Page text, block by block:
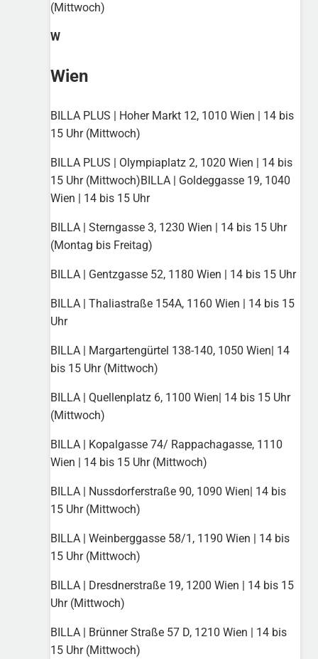
(Mittwoch)
W
Wien
BILLA PLUS | Hoher Markt 12, 1010 Wien | 14 bis
15 Uhr (Mittwoch)
BILLA PLUS | Olympiaplatz 2, 1020 Wien | 14 bis
15 Uhr (Mittwoch)BILLA | Goldeggasse 19, 1040
Wien | 14 bis 15 Uhr
BILLA | Sterngasse 3, 1230 Wien | 14 bis 15 Uhr
(Montag bis Freitag)
BILLA | Gentzgasse 52, 1180 Wien | 14 bis 15 Uhr
BILLA | Thaliastraße 154A, 1160 Wien | 14 bis 15
Uhr
BILLA | Margartengürtel 138-140, 1050 Wien| 14
bis 15 Uhr (Mittwoch)
BILLA | Quellenplatz 6, 1100 Wien| 14 bis 15 Uhr
(Mittwoch)
BILLA | Kopalgasse 74/ Rappachagasse, 1110
Wien | 14 bis 15 Uhr (Mittwoch)
BILLA | Nussdorferstraße 90, 1090 Wien| 14 bis
15 Uhr (Mittwoch)
BILLA | Weinberggasse 58/1, 1190 Wien | 14 bis
15 Uhr (Mittwoch)
BILLA | Dresdnerstraße 19, 1200 Wien | 14 bis 15
Uhr (Mittwoch)
BILLA | Brünner Straße 57 D, 1210 Wien | 14 bis
15 Uhr (Mittwoch)